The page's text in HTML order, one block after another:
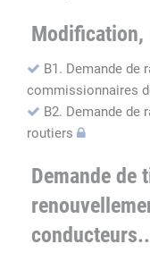
Modification,
B1. Demande de
commissionnaires
B2. Demande de
routiers
Demande de